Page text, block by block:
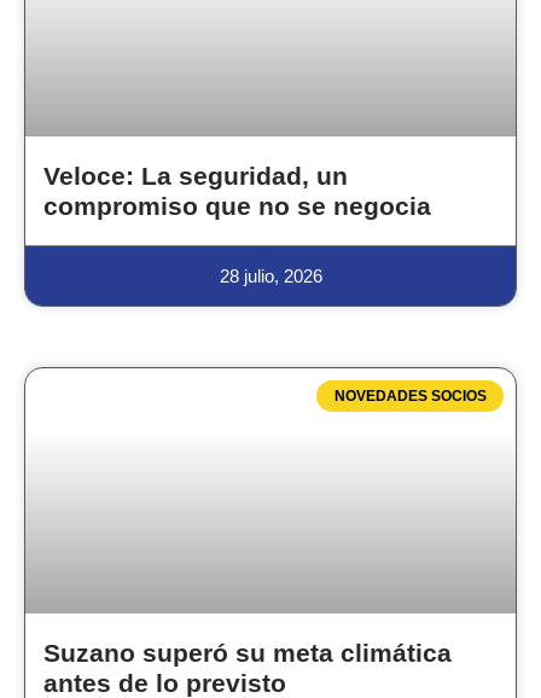
Veloce: La seguridad, un
compromiso que no se negocia
28 julio, 2026
NOVEDADES SOCIOS
Suzano superó su meta climática
antes de lo previsto